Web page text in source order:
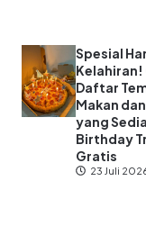
Spesial
Kelahiran!
Daftar
Makan
yang
Birthday
Gratis
23 Juli